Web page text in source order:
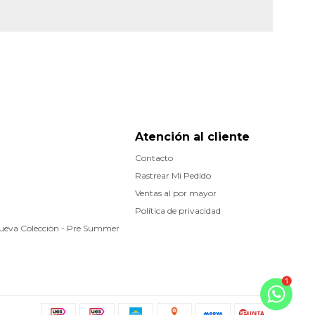
Atención al cliente
Contacto
Rastrear Mi Pedido
Ventas al por mayor
Política de privacidad
Colecciòn - Pre Summer